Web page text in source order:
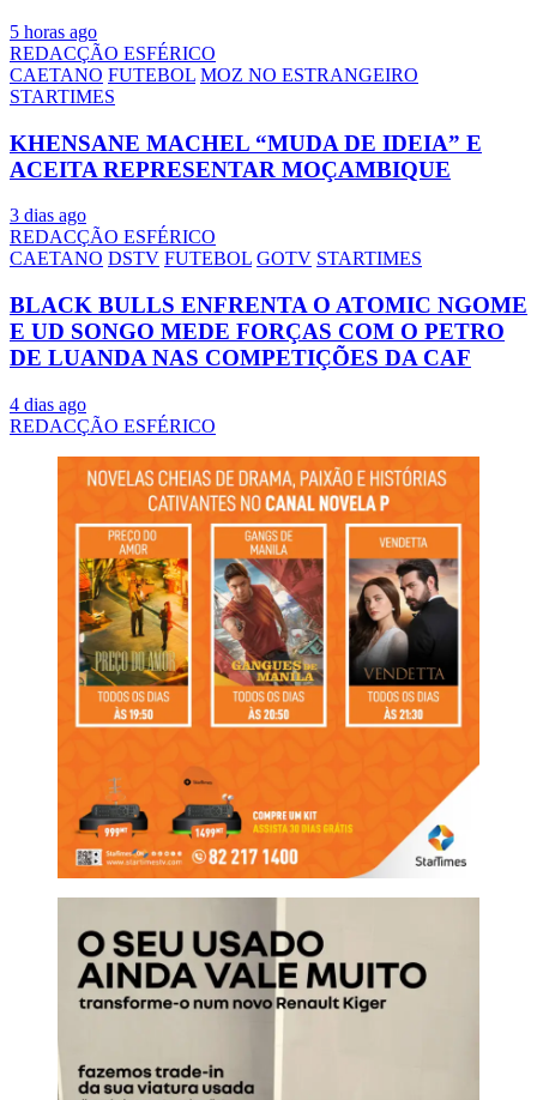
5 horas ago
REDACÇÃO ESFÉRICO
CAETANO FUTEBOL MOZ NO ESTRANGEIRO
STARTIMES
KHENSANE MACHEL “MUDA DE IDEIA” E
ACEITA REPRESENTAR MOÇAMBIQUE
3 dias ago
REDACÇÃO ESFÉRICO
CAETANO DSTV FUTEBOL GOTV STARTIMES
BLACK BULLS ENFRENTA O ATOMIC NGOME
E UD SONGO MEDE FORÇAS COM O PETRO
DE LUANDA NAS COMPETIÇÕES DA CAF
4 dias ago
REDACÇÃO ESFÉRICO